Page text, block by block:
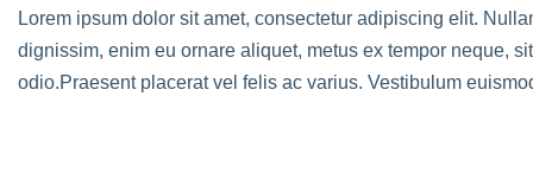
Lorem ipsum dolor sit amet, consectetur adipiscing elit.
dignissim, enim eu ornare aliquet, metus ex tempor neque,
odio.Praesent placerat vel felis ac varius. Vestibulum